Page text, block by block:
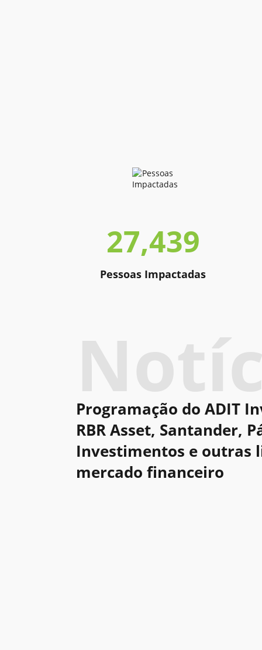
27,439
Pessoas Impactadas
Programação do ADIT
RBR Asset, Santander,
Investimentos e outras
mercado financeiro